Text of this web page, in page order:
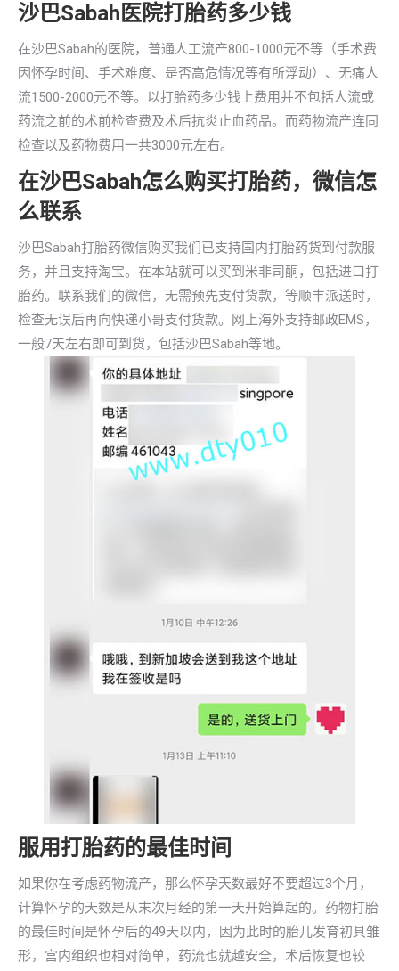
沙巴Sabah医院打胎药多少钱
在沙巴Sabah的医院，普通人工流产800-1000元不等（手术费
因怀孕时间、手术难度、是否高危情况等有所浮动）、无痛人
流1500-2000元不等。以打胎药多少钱上费用并不包括人流或
药流之前的术前检查费及术后抗炎止血药品。而药物流产连同
检查以及药物费用一共3000元左右。
在沙巴Sabah怎么购买打胎药，微信怎
么联系
沙巴Sabah打胎药微信购买我们已支持国内打胎药货到付款服
务，并且支持淘宝。在本站就可以买到米非司酮，包括进口打
胎药。联系我们的微信，无需预先支付货款，等顺丰派送时，
检查无误后再向快递小哥支付货款。网上海外支持邮政EMS，
一般7天左右即可到货，包括沙巴Sabah等地。
服用打胎药的最佳时间
如果你在考虑药物流产，那么怀孕天数最好不要超过3个月，
计算怀孕的天数是从末次月经的第一天开始算起的。药物打胎
的最佳时间是怀孕后的49天以内，因为此时的胎儿发育初具雏
形，宫内组织也相对简单，药流也就越安全，术后恢复也较